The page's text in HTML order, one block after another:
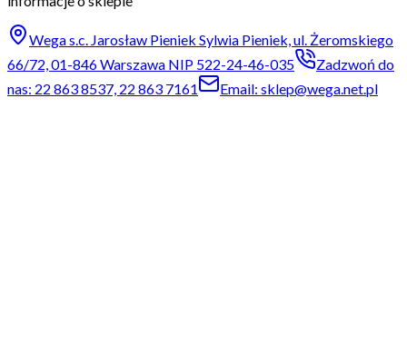
Wega s.c. Jarosław Pieniek Sylwia Pieniek, ul. Żeromskiego
66/72, 01-846 Warszawa NIP 522-24-46-035
Zadzwoń do
nas: 22 863 8537, 22 863 7161
Email: sklep@wega.net.pl